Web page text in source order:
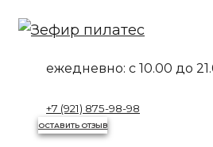
Перейти
контентуежедневно: с 10.00 до
+7 (921) 875-98-98
ОСТАВИТЬ ОТЗЫВ